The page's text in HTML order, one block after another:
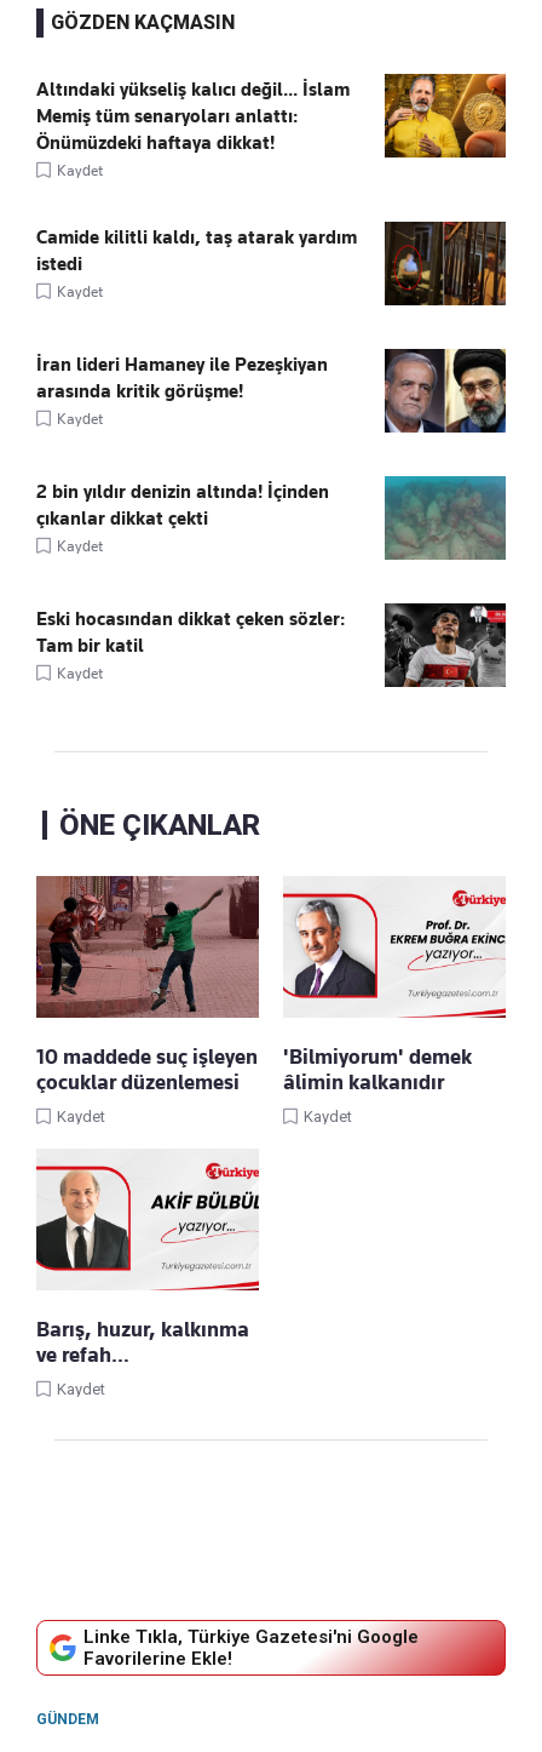
GÖZDEN KAÇMASIN
Altındaki yükseliş kalıcı değil... İslam
Memiş tüm senaryoları anlattı:
Önümüzdeki haftaya dikkat!
Kaydet
Camide kilitli kaldı, taş atarak yardım
istedi
Kaydet
İran lideri Hamaney ile Pezeşkiyan
arasında kritik görüşme!
Kaydet
2 bin yıldır denizin altında! İçinden
çıkanlar dikkat çekti
Kaydet
Eski hocasından dikkat çeken sözler:
Tam bir katil
Kaydet
ÖNE ÇIKANLAR
10 maddede suç işleyen
çocuklar düzenlemesi
Kaydet
'Bilmiyorum' demek
âlimin kalkanıdır
Kaydet
Barış, huzur, kalkınma
ve refah…
Kaydet
Linke Tıkla, Türkiye Gazetesi'ni Google
Favorilerine Ekle!
GÜNDEM